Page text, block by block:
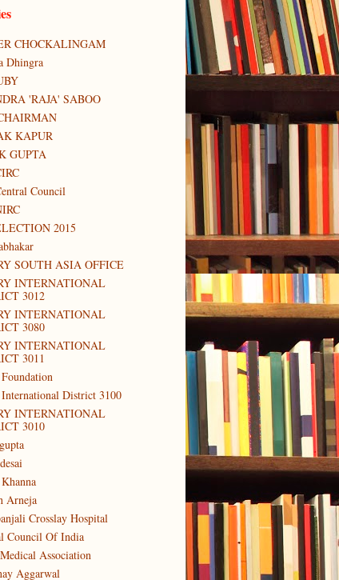
CHOCKALINGAM
Dhingra
'RAJA' SABOO
KAPUR
GUPTA
Council
2015
SOUTH ASIA OFFICE
INTERNATIONAL
3012
INTERNATIONAL
3080
INTERNATIONAL
3011
District 3100
INTERNATIONAL
3010
Arneja
Crosslay Hospital
Council Of India
Association
Aggarwal